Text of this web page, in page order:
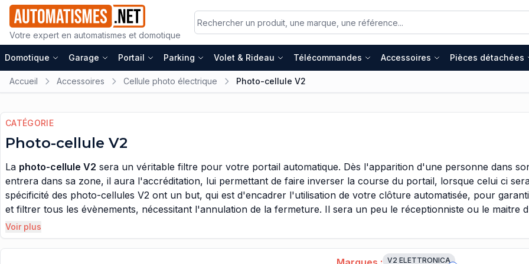
Votre expert en automatismes et domotique
Domotique Garage Portail Parking Volet & Rideau Télécommandes Accessoires Pièces détachées
Accueil Accessoires Cellule photo électrique Photo-cellule V2
CATÉGORIE
Photo-cellule V2
La photo-cellule V2 sera un véritable filtre pour votre portail automatique. Dès l'apparition d'une personne dans
entrera dans sa zone, il aura l'accréditation, lui permettant de faire inverser la course du portail, lorsque celui ci
spécificité des photo-cellules V2 ont un but, qui est d'encadrer l'utilisation de votre clôture automatisée, pour
et filtrer tous les évènements, nécessitant l'annulation de la fermeture. Il sera un peu le réceptionniste ou le maitre
personnes sont en charge, d'accueillir et de déterminer les disponibilités des établissements, dans lesquels ils
La photo-cellule V2 sera, elle aussi, en charge et aura la responsabilité de prendre des décisions pour déterminer
Voir plus
V2 ELETTRONICA